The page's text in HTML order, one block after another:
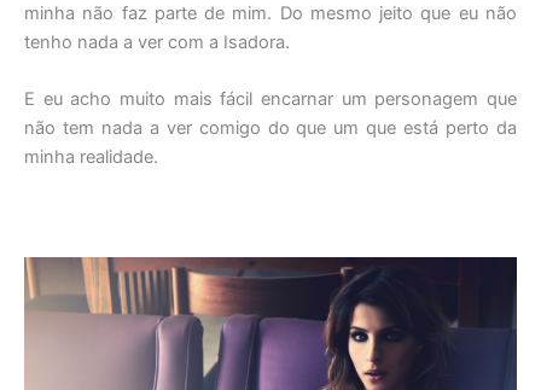
minha não faz parte de mim. Do mesmo jeito que eu não
tenho nada a ver com a Isadora.
E eu acho muito mais fácil encarnar um personagem que
não tem nada a ver comigo do que um que está perto da
minha realidade.